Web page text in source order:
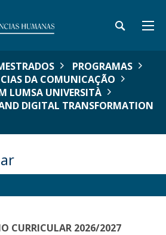
PROGRAMAS
DA COMUNICAÇÃO
LUMSA UNIVERSITÀ
DIGITAL TRANSFORMATION
CURRICULAR 2026/2027